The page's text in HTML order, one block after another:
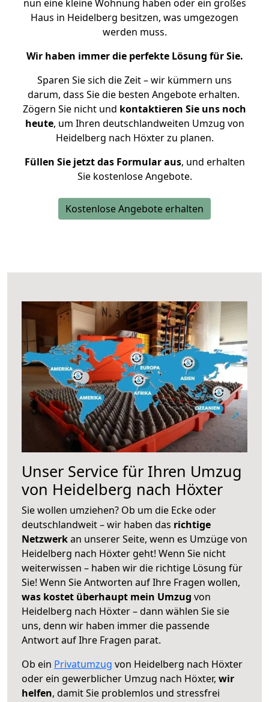
nun eine kleine Wohnung haben oder ein großes
Haus in Heidelberg besitzen, was umgezogen
werden muss.
Wir haben immer die perfekte Lösung für Sie.
Sparen Sie sich die Zeit – wir kümmern uns
darum, dass Sie die besten Angebote erhalten.
Zögern Sie nicht und kontaktieren Sie uns noch
heute, um Ihren deutschlandweiten Umzug von
Heidelberg nach Höxter zu planen.
Füllen Sie jetzt das Formular aus, und erhalten
Sie kostenlose Angebote.
Kostenlose Angebote erhalten
Unser Service für Ihren Umzug
von Heidelberg nach Höxter
Sie wollen umziehen? Ob um die Ecke oder
deutschlandweit – wir haben das richtige
Netzwerkan unserer Seite, wenn es Umzüge von
Heidelberg nach Höxter geht! Wenn Sie nicht
weiterwissen – haben wir die richtige Lösung für
Sie! Wenn Sie Antworten auf Ihre Fragen wollen,
was kostet überhaupt mein Umzug von
Heidelberg nach Höxter – dann wählen Sie sie
uns, denn wir haben immer die passende
Antwort auf Ihre Fragen parat.
Ob ein Privatumzug von Heidelberg nach Höxter
oder ein gewerblicher Umzug nach Höxter, wir
helfen, damit Sie problemlos und stressfrei